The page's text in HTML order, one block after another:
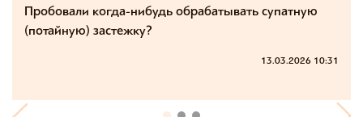
Пробовали когда-нибудь обрабатывать супатную
(потайную) застежку?
13.03.2026 10:31